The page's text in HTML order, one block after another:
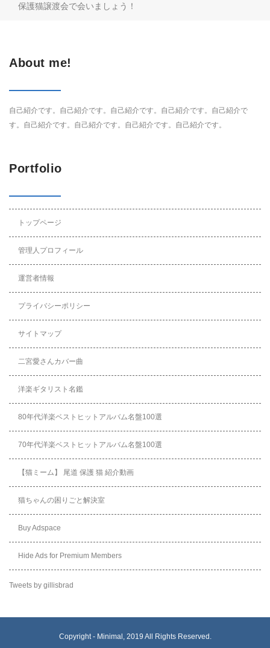
保護猫譲渡会で会いましょう！
About me!
自己紹介です。自己紹介です。自己紹介です。自己紹介です。自己紹介で
す。自己紹介です。自己紹介です。自己紹介です。自己紹介です。
Portfolio
トップページ
管理人プロフィール
運営者情報
プライバシーポリシー
サイトマップ
二宮愛さんカバー曲
洋楽ギタリスト名鑑
80年代洋楽ベストヒットアルバム名盤100選
70年代洋楽ベストヒットアルバム名盤100選
【猫ミーム】 尾道 保護 猫 紹介動画
猫ちゃんの困りごと解決室
Buy Adspace
Hide Ads for Premium Members
Tweets by gillisbrad
Copyright - Minimal, 2019 All Rights Reserved.